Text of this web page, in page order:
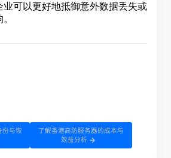
份与恢
了解香港高防服务器的成本与
效益分析